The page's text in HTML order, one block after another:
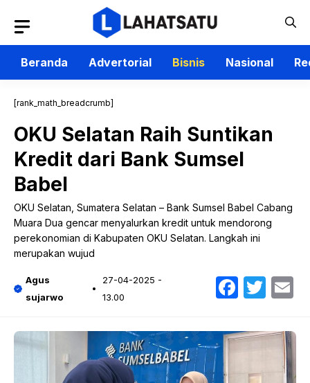
isi
Beranda
Advertorial Bisnis Nasional
[rank_math_breadcrumb]
OKU Selatan Raih Suntikan
Kredit dari Bank Sumsel
Babel
OKU Selatan, Sumatera Selatan – Bank Sumsel Babel Cabang
Muara Dua gencar menyalurkan kredit untuk mendorong
perekonomian di Kabupaten OKU Selatan. Langkah ini
merupakan wujud
Agus
sujarwo
27-04-2025 -
13.00